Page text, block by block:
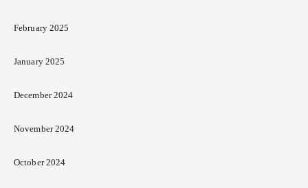
February 2025
January 2025
December 2024
November 2024
October 2024